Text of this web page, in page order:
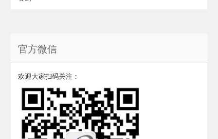
官方微信
欢迎大家扫码关注：